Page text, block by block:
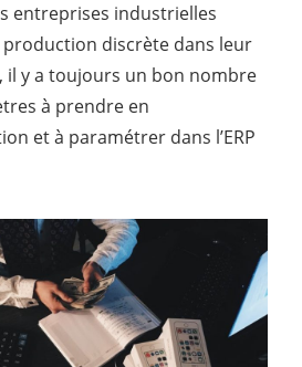
entreprises industrielles
discrète dans leur
il y a toujours un bon nombre
à prendre en
et à paramétrer dans l’ERP